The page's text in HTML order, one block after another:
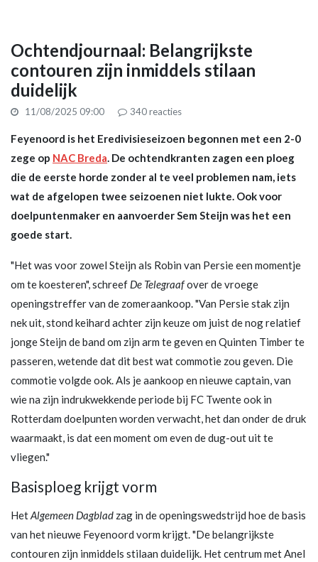
Ochtendjournaal: Belangrijkste
contouren zijn inmiddels stilaan
duidelijk
11/08/2025 09:00 340reacties
Feyenoord is het Eredivisieseizoen begonnen met een 2-0
zege op NAC Breda. De ochtendkranten zagen een ploeg
die de eerste horde zonder al te veel problemen nam, iets
wat de afgelopen twee seizoenen niet lukte. Ook voor
doelpuntenmaker en aanvoerder Sem Steijn was het een
goede start.
"Het was voor zowel Steijn als Robin van Persie een momentje
om te koesteren", schreef De Telegraafover de vroege
openingstreffer van de zomeraankoop. "Van Persie stak zijn
nek uit, stond keihard achter zijn keuze om juist de nog relatief
jonge Steijn de band om zijn arm te geven en Quinten Timber te
passeren, wetende dat dit best wat commotie zou geven. Die
commotie volgde ook. Als je aankoop en nieuwe captain, van
wie na zijn indrukwekkende periode bij FC Twente ook in
Rotterdam doelpunten worden verwacht, het dan onder de druk
waarmaakt, is dat een moment om even de dug-out uit te
vliegen."
Basisploeg krijgt vorm
HetAlgemeen Dagblad zag in de openingswedstrijd hoe de basis
van het nieuwe Feyenoord vorm krijgt. "De belangrijkste
contouren zijn inmiddels stilaan duidelijk. Het centrum met Anel